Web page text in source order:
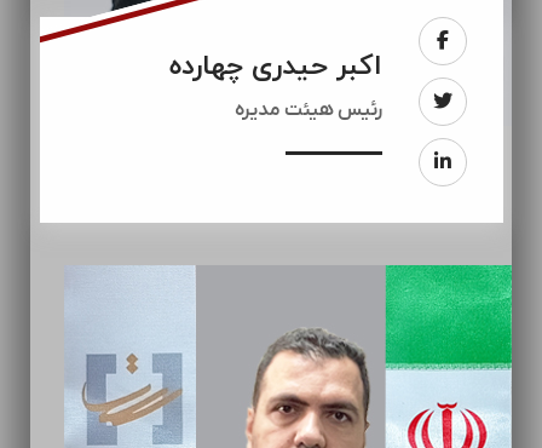
اکبر حیدری چهارده
رئيس هیئت مدیره